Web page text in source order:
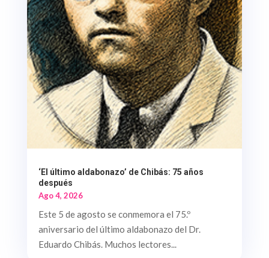
‘El último aldabonazo’ de Chibás: 75 años
después
Ago 4, 2026
Este 5 de agosto se conmemora el 75.º
aniversario del último aldabonazo del Dr.
Eduardo Chibás. Muchos lectores...